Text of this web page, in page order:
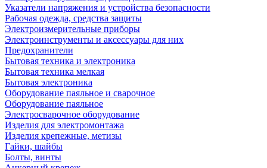
Указатели напряжения и устройства безопасности
Рабочая одежда, средства защиты
Электроизмерительные приборы
Электроинструменты и аксессуары для них
Предохранители
Бытовая техника и электроника
Бытовая техника мелкая
Бытовая электроника
Оборудование паяльное и сварочное
Оборудование паяльное
Электросварочное оборудование
Изделия для электромонтажа
Изделия крепежные, метизы
Гайки, шайбы
Болты, винты